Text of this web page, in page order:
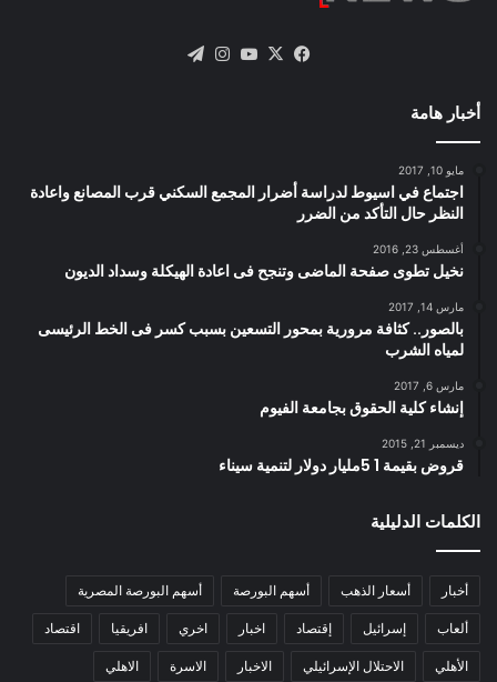
فيسبوك
X يوتيوبانستقرام
أخبار هامة
مايو 10, 2017
اجتماع في اسيوط لدراسة أضرار المجمع السكني قرب المصانع واعادة
النظر حال التأكد من الضرر
أغسطس 23, 2016
نخيل تطوى صفحة الماضى وتنجح فى اعادة الهيكلة وسداد الديون
مارس 14, 2017
بالصور.. كثافة مرورية بمحور التسعين بسبب كسر فى الخط الرئيسى
لمياه الشرب
مارس 6, 2017
إنشاء كلية الحقوق بجامعة الفيوم
ديسمبر 21, 2015
قروض بقيمة 1 5مليار دولار لتنمية سيناء
الكلمات الدليلية
أخبار أسعار الذهب أسهم البورصة أسهم البورصة المصرية
ألعاب إسرائيل إقتصاد اخبار اخري افريقيا اقتصاد
الأهلي الاحتلال الإسرائيلي الاخبار الاسرة الاهلي